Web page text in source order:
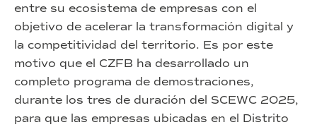
entre su ecosistema de empresas con el
objetivo de acelerar la transformación digital y
la competitividad del territorio. Es por este
motivo que el CZFB ha desarrollado un
completo programa de demostraciones,
durante los tres de duración del SCEWC 2025,
para que las empresas ubicadas en el Distrito